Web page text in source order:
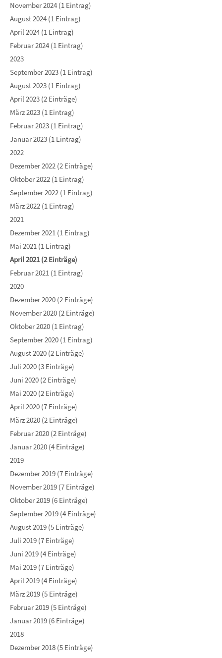
November 2024 (1 Eintrag)
August 2024 (1 Eintrag)
April 2024 (1 Eintrag)
Februar 2024 (1 Eintrag)
2023
September 2023 (1 Eintrag)
August 2023 (1 Eintrag)
April 2023 (2 Einträge)
März 2023 (1 Eintrag)
Februar 2023 (1 Eintrag)
Januar 2023 (1 Eintrag)
2022
Dezember 2022 (2 Einträge)
Oktober 2022 (1 Eintrag)
September 2022 (1 Eintrag)
März 2022 (1 Eintrag)
2021
Dezember 2021 (1 Eintrag)
Mai 2021 (1 Eintrag)
April 2021 (2 Einträge)
Februar 2021 (1 Eintrag)
2020
Dezember 2020 (2 Einträge)
November 2020 (2 Einträge)
Oktober 2020 (1 Eintrag)
September 2020 (1 Eintrag)
August 2020 (2 Einträge)
Juli 2020 (3 Einträge)
Juni 2020 (2 Einträge)
Mai 2020 (2 Einträge)
April 2020 (7 Einträge)
März 2020 (2 Einträge)
Februar 2020 (2 Einträge)
Januar 2020 (4 Einträge)
2019
Dezember 2019 (7 Einträge)
November 2019 (7 Einträge)
Oktober 2019 (6 Einträge)
September 2019 (4 Einträge)
August 2019 (5 Einträge)
Juli 2019 (7 Einträge)
Juni 2019 (4 Einträge)
Mai 2019 (7 Einträge)
April 2019 (4 Einträge)
März 2019 (5 Einträge)
Februar 2019 (5 Einträge)
Januar 2019 (6 Einträge)
2018
Dezember 2018 (5 Einträge)